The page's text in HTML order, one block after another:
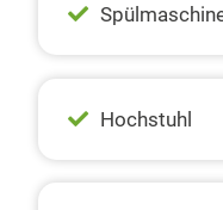
Hochstuhl